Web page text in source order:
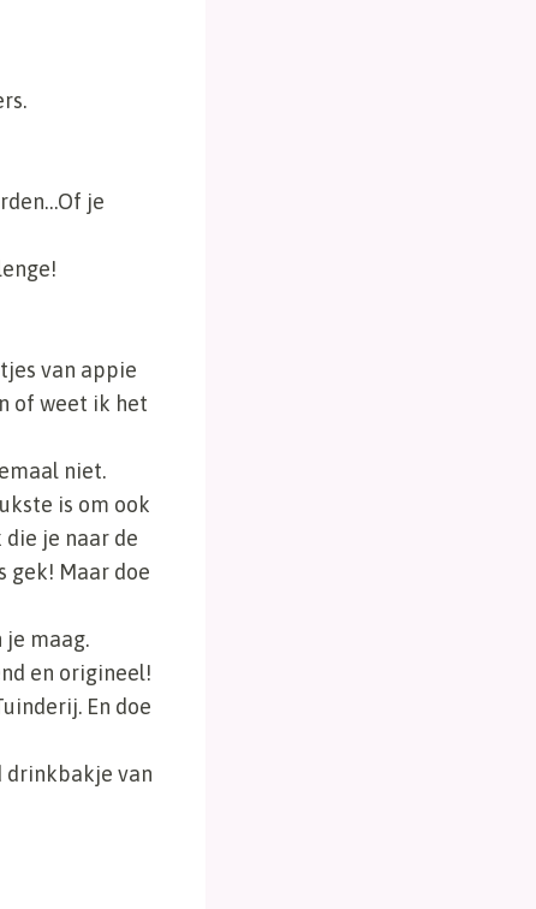
je
van appie
of weet ik het
niet.
is om ook
je naar de
gek! Maar doe
maag.
en origineel!
En doe
drinkbakje van